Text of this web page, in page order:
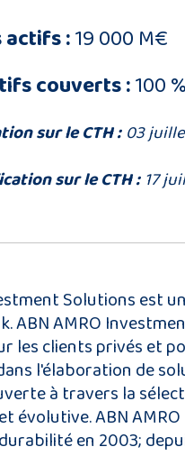
actifs :19 000 M€
couverts :100 %
sur le CTH : 03
sur le CTH : 17
Solutions est
ABN AMRO
les clients privés et
l'élaboration de
à travers la
évolutive. ABN
en 2003;